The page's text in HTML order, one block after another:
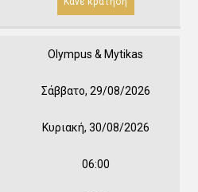
Olympus & Mytikas
Σάββατο, 29/08/2026
Κυριακή, 30/08/2026
06:00